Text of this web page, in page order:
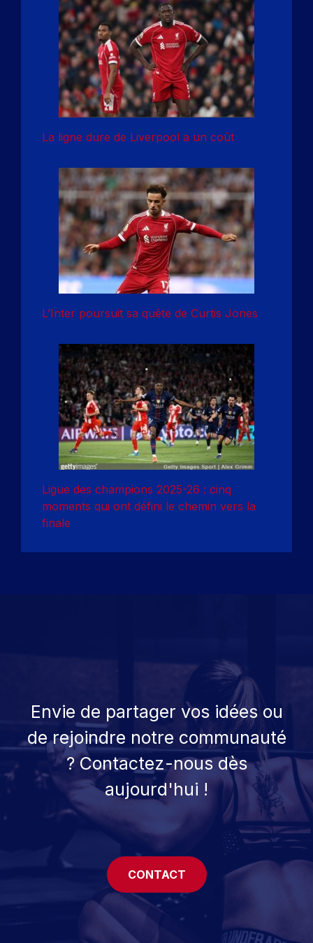
La ligne dure de Liverpool a un coût
L’Inter poursuit sa quête de Curtis Jones
Ligue des champions 2025-26 : cinq
moments qui ont défini le chemin vers la
finale
Envie de partager vos idées ou
de rejoindre notre communauté
? Contactez-nous dès
aujourd'hui !
CONTACT